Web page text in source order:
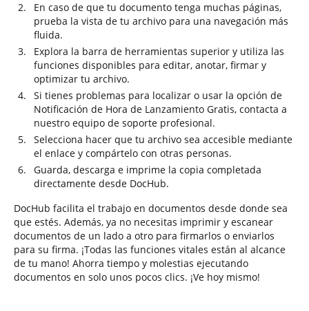
En caso de que tu documento tenga muchas páginas,
prueba la vista de tu archivo para una navegación más
fluida.
Explora la barra de herramientas superior y utiliza las
funciones disponibles para editar, anotar, firmar y
optimizar tu archivo.
Si tienes problemas para localizar o usar la opción de
Notificación de Hora de Lanzamiento Gratis, contacta a
nuestro equipo de soporte profesional.
Selecciona hacer que tu archivo sea accesible mediante
el enlace y compártelo con otras personas.
Guarda, descarga e imprime la copia completada
directamente desde DocHub.
DocHub facilita el trabajo en documentos desde donde sea
que estés. Además, ya no necesitas imprimir y escanear
documentos de un lado a otro para firmarlos o enviarlos
para su firma. ¡Todas las funciones vitales están al alcance
de tu mano! Ahorra tiempo y molestias ejecutando
documentos en solo unos pocos clics. ¡Ve hoy mismo!